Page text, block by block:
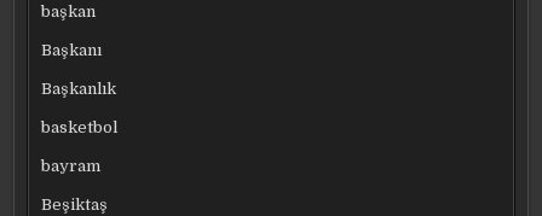
başkan
Başkanı
Başkanlık
basketbol
bayram
Beşiktaş